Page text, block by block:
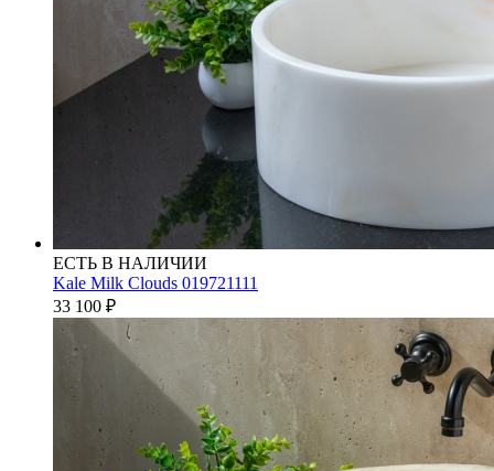
ЕСТЬ В НАЛИЧИИ
Kale Milk Clouds 019721111
33 100 ₽